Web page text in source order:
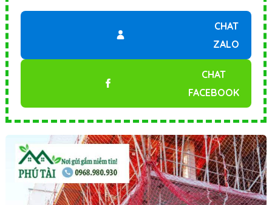
CHAT
ZALO
CHAT
FACEBOOK